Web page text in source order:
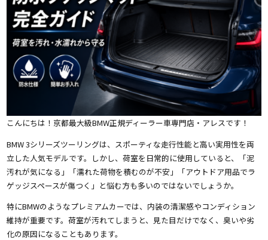
こんにちは！京都最大級BMW正規ディーラー車専門店・アレスです！
BMW 3シリーズツーリングは、スポーティな走行性能と高い実用性を両
立した人気モデルです。しかし、荷室を日常的に使用していると、「泥
汚れが気になる」「濡れた荷物を積むのが不安」「アウトドア用品でラ
ゲッジスペースが傷つく」と悩む方も多いのではないでしょうか。
特にBMWのようなプレミアムカーでは、内装の清潔感やコンディション
維持が重要です。荷室が汚れてしまうと、見た目だけでなく、臭いや劣
化の原因になることもあります。